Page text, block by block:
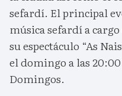
sefardí. El principal
música sefardí a
su espectáculo “As
el domingo a las
Domingos.